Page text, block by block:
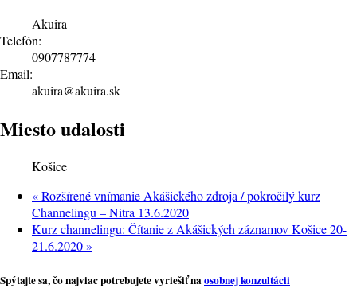
Akuira
Telefón:
0907787774
Email:
akuira@akuira.sk
Miesto udalosti
Košice
«Rozšírené vnímanie Akášického zdroja / pokročilý kurz
Channelingu – Nitra 13.6.2020
Kurz channelingu: Čítanie z Akášických záznamov Košice 20-
21.6.2020»
Spýtajte sa, čo najviac potrebujete vyriešiť naosobnej konzultácii